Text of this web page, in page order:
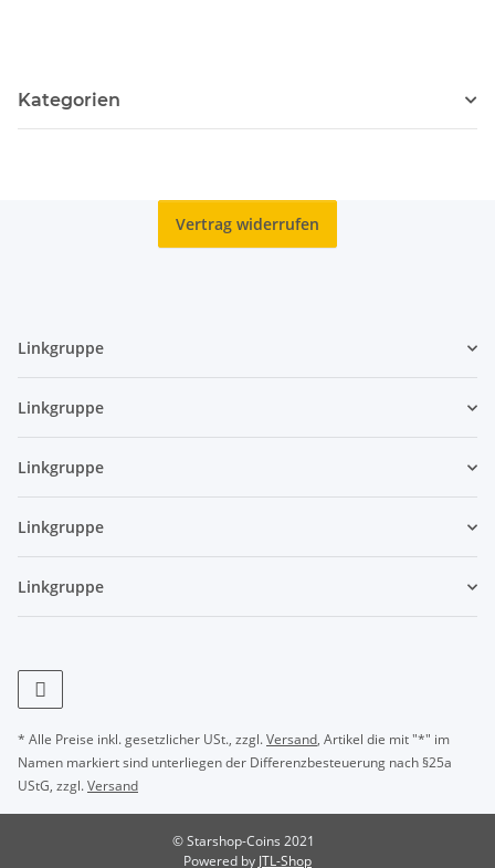
Kategorien
Vertrag widerrufen
Linkgruppe
Linkgruppe
Linkgruppe
Linkgruppe
Linkgruppe
* Alle Preise inkl. gesetzlicher USt., zzgl.Versand, Artikel die mit "*" im
Namen markiert sind unterliegen der Differenzbesteuerung nach §25a
UStG, zzgl.Versand
© Starshop-Coins 2021
Powered by JTL-Shop